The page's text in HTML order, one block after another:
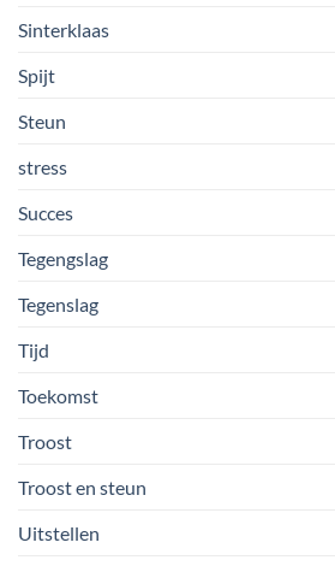
Sinterklaas
Spijt
Steun
stress
Succes
Tegengslag
Tegenslag
Tijd
Toekomst
Troost
Troost en steun
Uitstellen